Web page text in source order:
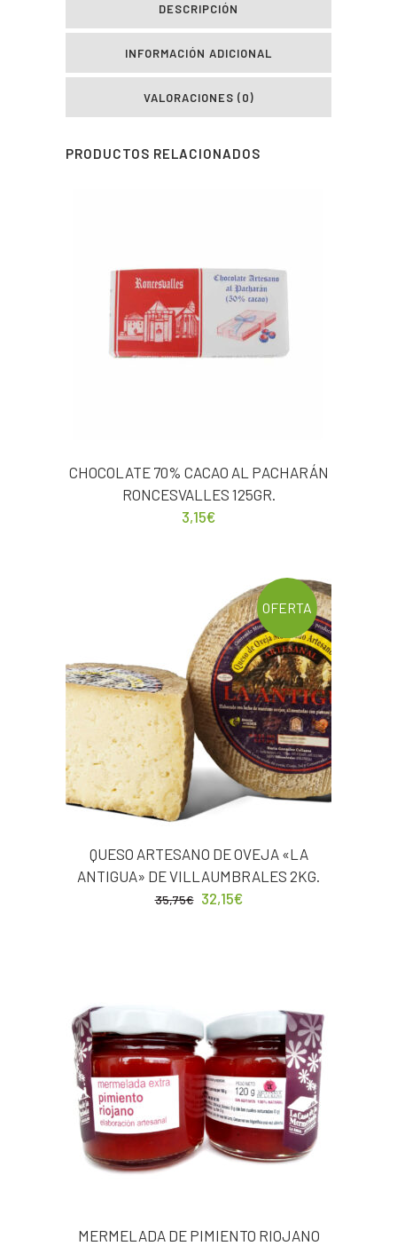
DESCRIPCIÓN
INFORMACIÓN ADICIONAL
VALORACIONES (0)
PRODUCTOS RELACIONADOS
CHOCOLATE 70% CACAO AL PACHARÁN
RONCESVALLES 125GR.
3,15€
OFERTA
QUESO ARTESANO DE OVEJA «LA
ANTIGUA» DE VILLAUMBRALES 2KG.
35,75€ 32,15€
MERMELADA DE PIMIENTO RIOJANO